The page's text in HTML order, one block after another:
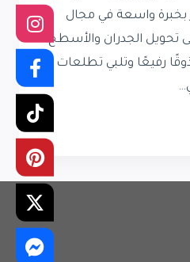
بخبرة واسعة في مجال
تحويل الجدران والأسطح
رفيعًا وتلبي تطلعات